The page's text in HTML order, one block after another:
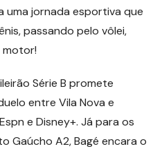
uma jornada esportiva que
passando pelo vôlei,
Série B promete
entre Vila Nova e
e Disney+. Já para os
Gaúcho A2, Bagé encara o